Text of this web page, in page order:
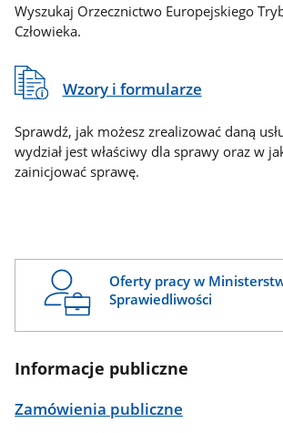
Wyszukaj Orzecznictwo Europejskiego
Człowieka.
Wzory i formularze
Sprawdź, jak możesz zrealizować daną
wydział jest właściwy dla sprawy oraz w
zainicjować sprawę.
Oferty pracy w
Sprawiedliwości
Informacje publiczne
Zamówienia publiczne